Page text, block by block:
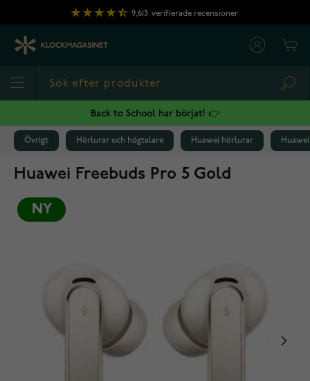
Hoppa till innehållet
9,613 verifierade recensioner
Back to School har börjat! 👉
Övrigt Hörlurar och högtalare Huawei hörlurar
Huawei Freebuds Pro 5 Gold
NY